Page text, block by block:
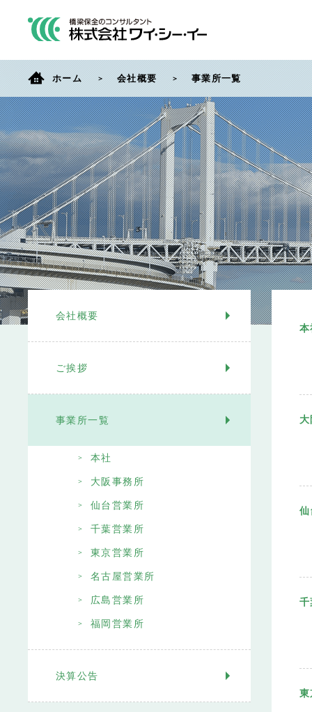
ホーム 会社概要 事業所一覧
会社概要
ご挨拶
事業所一覧
本社
大阪事務所
仙台営業所
千葉営業所
東京営業所
名古屋営業所
広島営業所
福岡営業所
決算公告
本
仙
千
東